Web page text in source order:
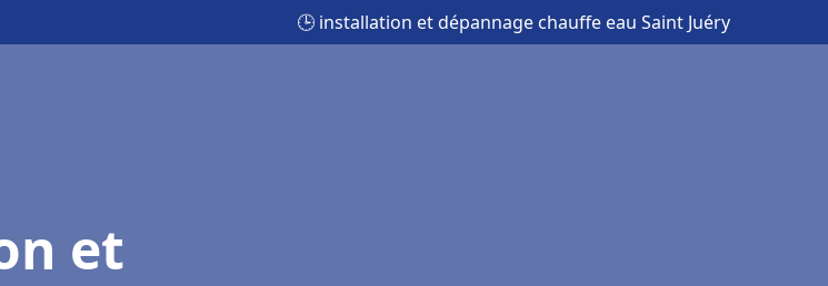
🕒 installation et dépannage chauffe eau Saint Juéry
et